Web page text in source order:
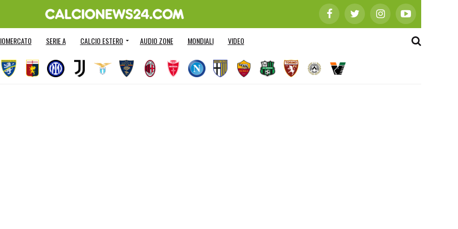
SERIE A CALCIO ESTERO AUDIO ZONE MONDIALI VIDEO